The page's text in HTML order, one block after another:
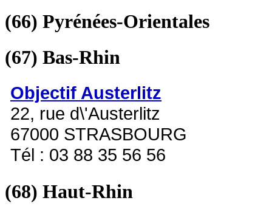
(66) Pyrénées-Orientales
(67) Bas-Rhin
Objectif Austerlitz
22, rue d\'Austerlitz
67000 STRASBOURG
Tél : 03 88 35 56 56
(68) Haut-Rhin